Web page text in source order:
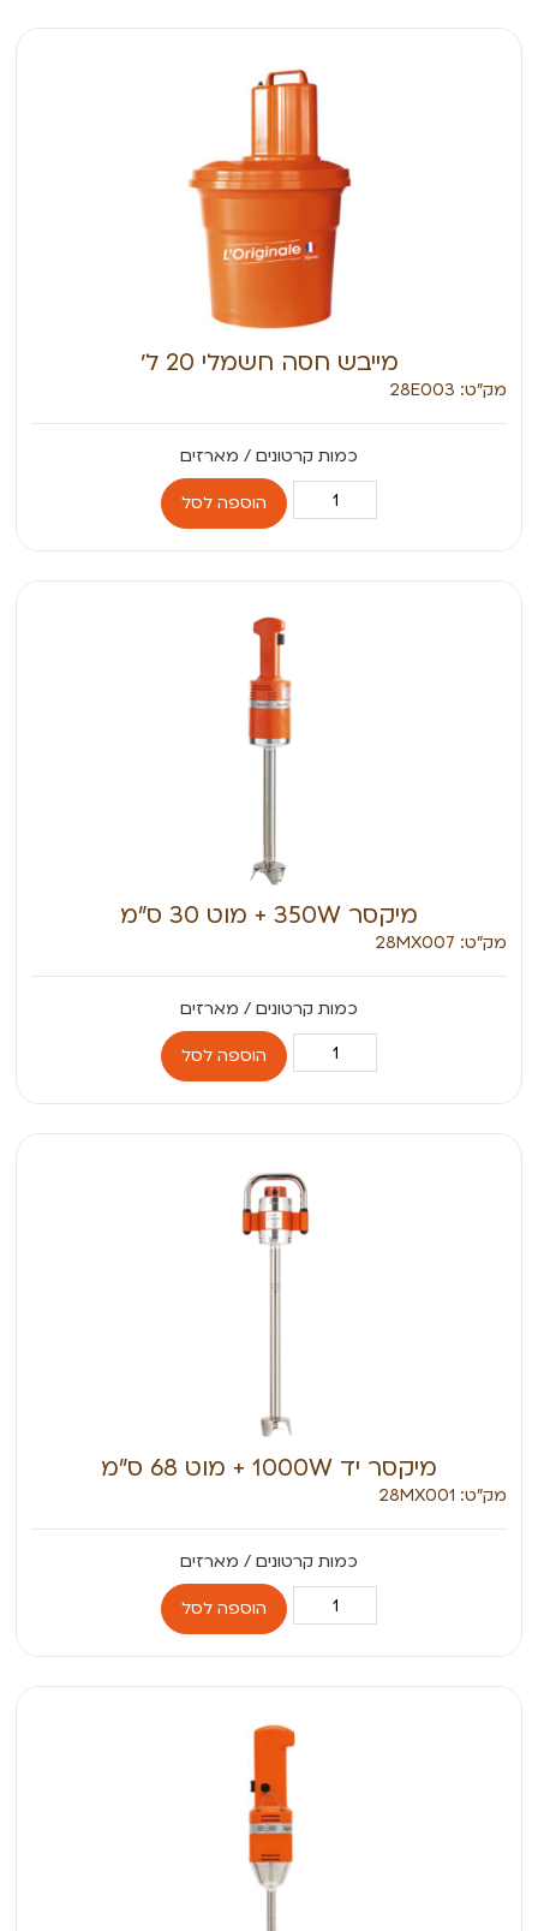
מייבש חסה חשמלי 20 ל׳
מק״ט: 28E003
הוספה לסל
מיקסר 350W + מוט 30 ס”מ
מק״ט: 28MX007
הוספה לסל
מיקסר יד 1000W + מוט 68 ס”מ
מק״ט: 28MX001
הוספה לסל